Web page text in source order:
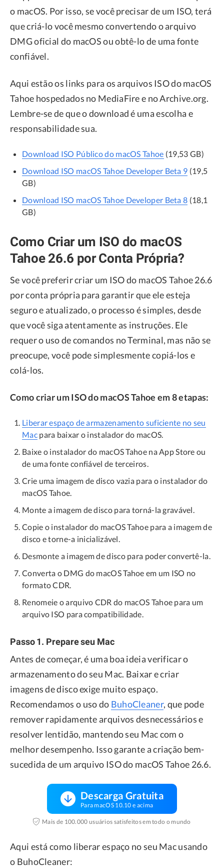
o macOS. Por isso, se você precisar de um ISO, terá
que criá-lo você mesmo convertendo o arquivo
DMG oficial do macOS ou obtê-lo de uma fonte
confiável.
Aqui estão os links para os arquivos ISO do macOS
Tahoe hospedados no MediaFire e no Archive.org.
Lembre-se de que o download é uma escolha e
responsabilidade sua.
Download ISO Público do macOS Tahoe (19,53 GB)
Download ISO macOS Tahoe Developer Beta 9 (19,5
GB)
Download ISO macOS Tahoe Developer Beta 8 (18,1
GB)
Como Criar um ISO do macOS
Tahoe 26.6 por Conta Própria?
Se você preferir criar um ISO do macOS Tahoe 26.6
por conta própria para garantir que ele esteja
seguro e atualizado, o processo é simples, desde
que você siga atentamente as instruções. Ele
requer o uso de comandos no Terminal, mas não se
preocupe, você pode simplesmente copiá-los e
colá-los.
Como criar um ISO do macOS Tahoe em 8 etapas:
Liberar espaço de armazenamento suficiente no seu
Macpara baixar o instalador do macOS.
Baixe o instalador do macOS Tahoe na App Store ou
de uma fonte confiável de terceiros.
Crie uma imagem de disco vazia para o instalador do
macOS Tahoe.
Monte a imagem de disco para torná-la gravável.
Copie o instalador do macOS Tahoe para a imagem de
disco e torne-a inicializável.
Desmonte a imagem de disco para poder convertê-la.
Converta o DMG do macOS Tahoe em um ISO no
formato CDR.
Renomeie o arquivo CDR do macOS Tahoe para um
arquivo ISO para compatibilidade.
Passo 1. Prepare seu Mac
Antes de começar, é uma boa ideia verificar o
armazenamento do seu Mac. Baixar e criar
imagens de disco exige muito espaço.
Recomendamos o uso do BuhoCleaner, que pode
remover rapidamente arquivos desnecessários e
resolver lentidão, mantendo seu Mac com o
melhor desempenho. Isso garante a criação bem-
sucedida de um arquivo ISO do macOS Tahoe 26.6.
Descarga Gratuita
Para macOS 10.10 e acima
Mais de 100.000 usuários satisfeitos em todo o mundo
Aqui está como liberar espaço no seu Mac usando
o BuhoCleaner: